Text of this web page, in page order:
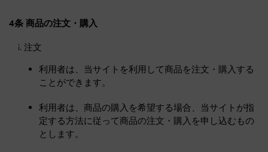
4条 商品の注文・購入
注文
利用者は、当サイトを利用して商品を注文・購入する
ことができます。
利用者は、商品の購入を希望する場合、当サイトが指
定する方法に従って商品の注文・購入を申し込むもの
とします。